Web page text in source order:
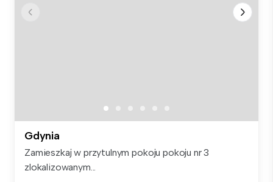
Gdynia
Zamieszkaj w przytulnym pokoju pokoju nr 3
zlokalizowanym...